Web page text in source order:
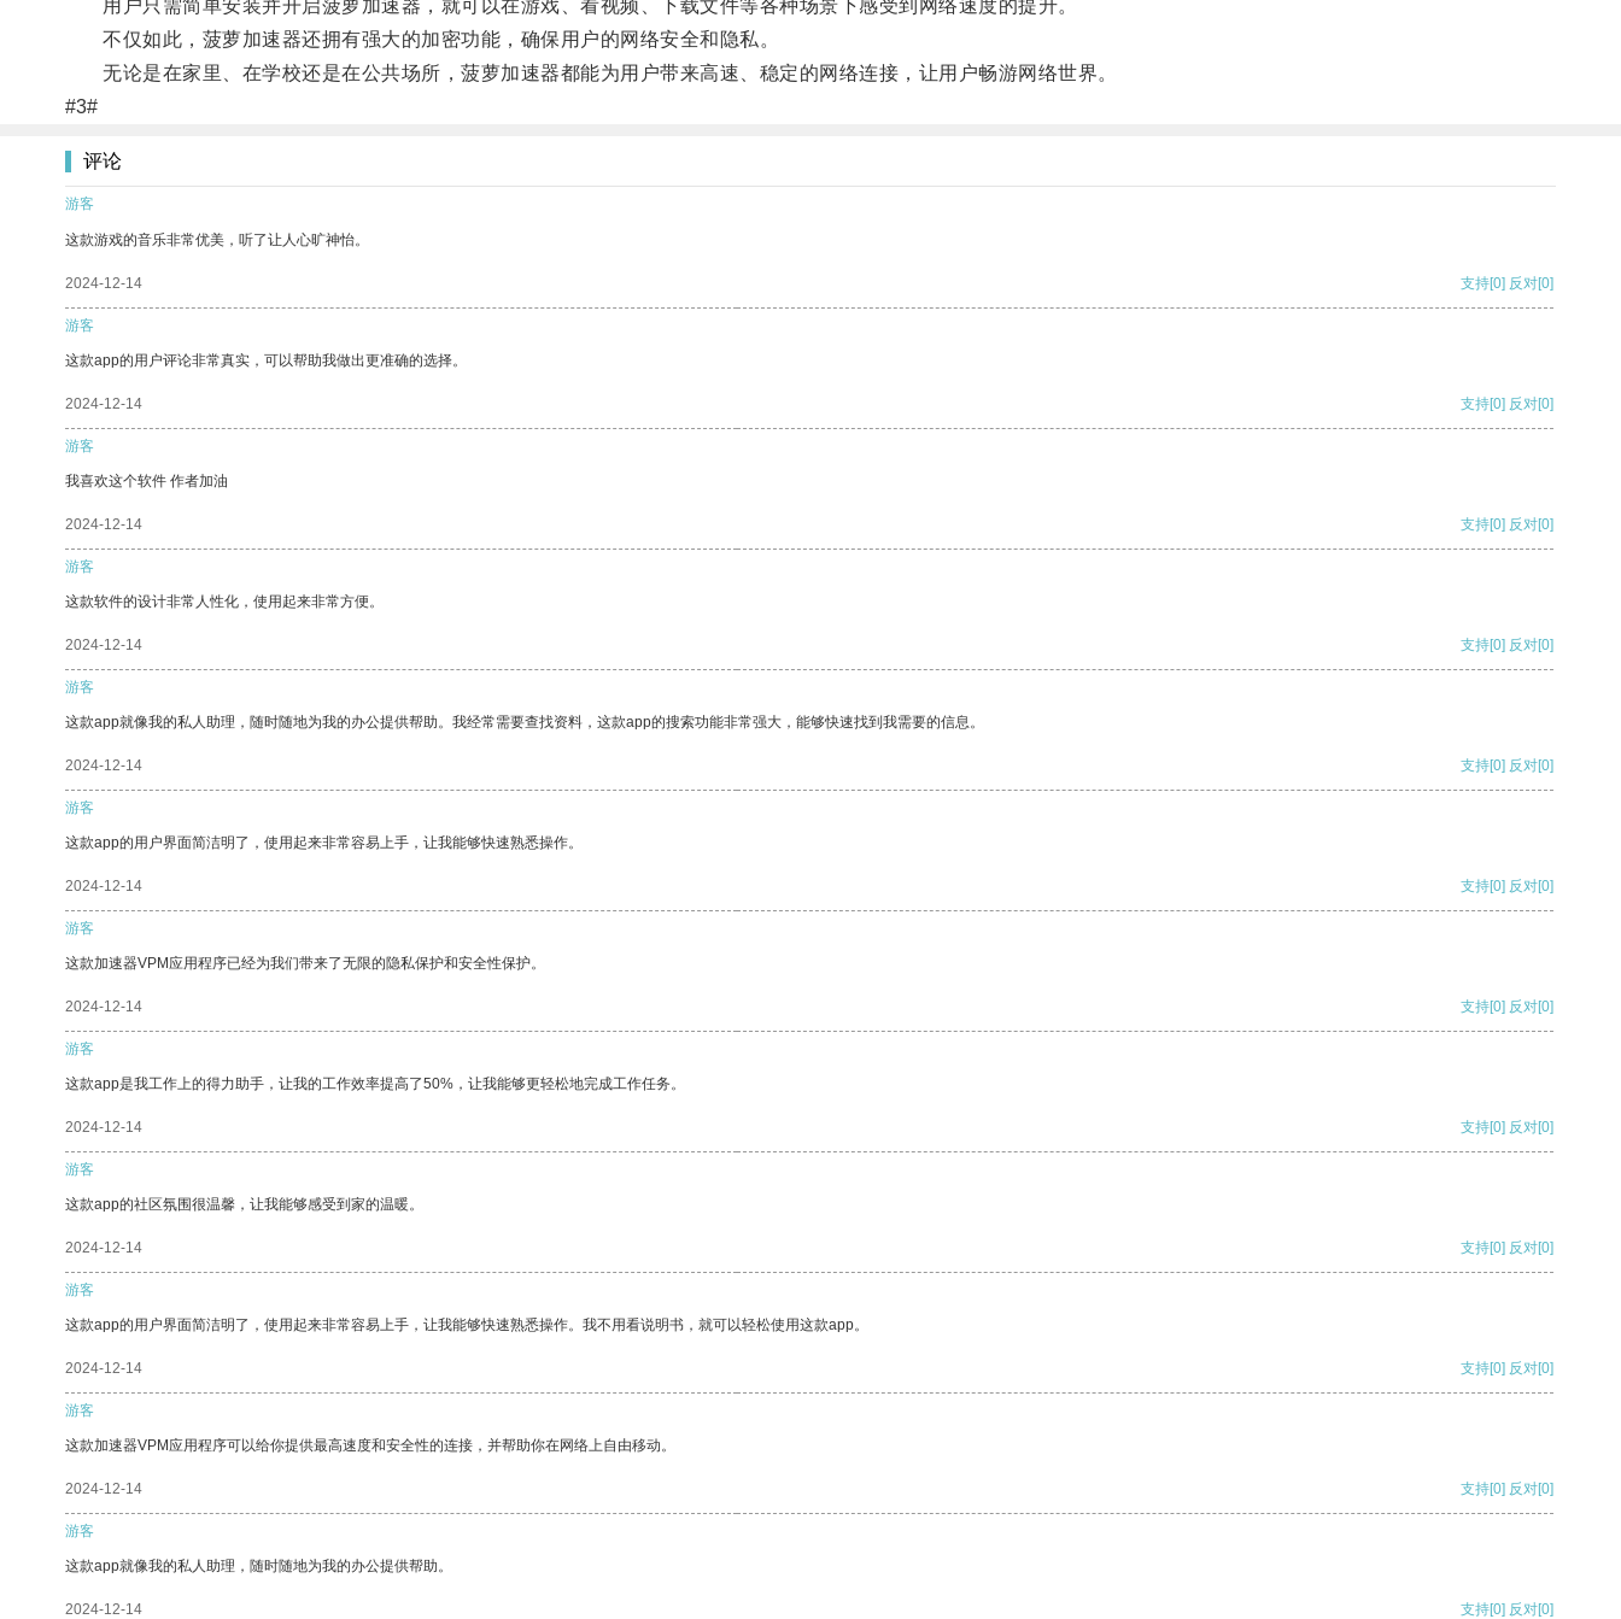
用户只需简单安装并开启菠萝加速器，就可以在游戏、看视频、下载文件等各种场景下感受到网络速度的提升。
不仅如此，菠萝加速器还拥有强大的加密功能，确保用户的网络安全和隐私。
无论是在家里、在学校还是在公共场所，菠萝加速器都能为用户带来高速、稳定的网络连接，让用户畅游网络世界。
#3#
评论
游客
这款游戏的音乐非常优美，听了让人心旷神怡。
2024-12-14 支持[0] 反对[0]
游客
这款app的用户评论非常真实，可以帮助我做出更准确的选择。
2024-12-14 支持[0] 反对[0]
游客
我喜欢这个软件 作者加油
2024-12-14 支持[0] 反对[0]
游客
这款软件的设计非常人性化，使用起来非常方便。
2024-12-14 支持[0] 反对[0]
游客
这款app就像我的私人助理，随时随地为我的办公提供帮助。我经常需要查找资料，这款app的搜索功能非常强大，能够快速找到我需要的信息。
2024-12-14 支持[0] 反对[0]
游客
这款app的用户界面简洁明了，使用起来非常容易上手，让我能够快速熟悉操作。
2024-12-14 支持[0] 反对[0]
游客
这款加速器VPM应用程序已经为我们带来了无限的隐私保护和安全性保护。
2024-12-14 支持[0] 反对[0]
游客
这款app是我工作上的得力助手，让我的工作效率提高了50%，让我能够更轻松地完成工作任务。
2024-12-14 支持[0] 反对[0]
游客
这款app的社区氛围很温馨，让我能够感受到家的温暖。
2024-12-14 支持[0] 反对[0]
游客
这款app的用户界面简洁明了，使用起来非常容易上手，让我能够快速熟悉操作。我不用看说明书，就可以轻松使用这款app。
2024-12-14 支持[0] 反对[0]
游客
这款加速器VPM应用程序可以给你提供最高速度和安全性的连接，并帮助你在网络上自由移动。
2024-12-14 支持[0] 反对[0]
游客
这款app就像我的私人助理，随时随地为我的办公提供帮助。
2024-12-14 支持[0] 反对[0]